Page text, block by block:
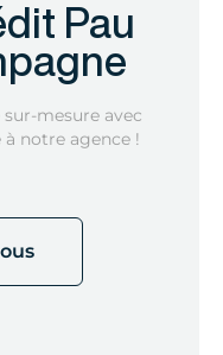
Pau
sur-mesure avec
notre agence !